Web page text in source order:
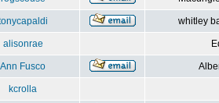
whitley
alisonrae
Ann Fusco
kcrolla